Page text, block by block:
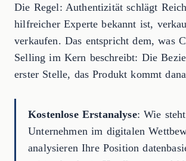
Die Regel: Authentizität schlägt
hilfreicher Experte bekannt ist,
verkaufen. Das entspricht dem, was
Selling im Kern beschreibt: Die
erster Stelle, das Produkt kommt
Kostenlose Erstanalyse: Wie
Unternehmen im digitalen
analysieren Ihre Position